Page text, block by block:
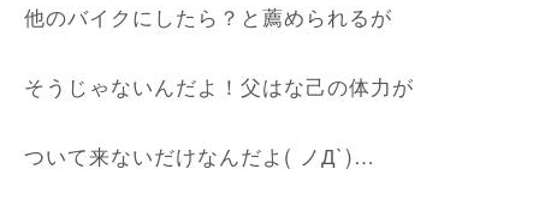
他のバイクにしたら？と薦められるが
そうじゃないんだよ！父はな己の体力が
ついて来ないだけなんだよ( ノД`)…